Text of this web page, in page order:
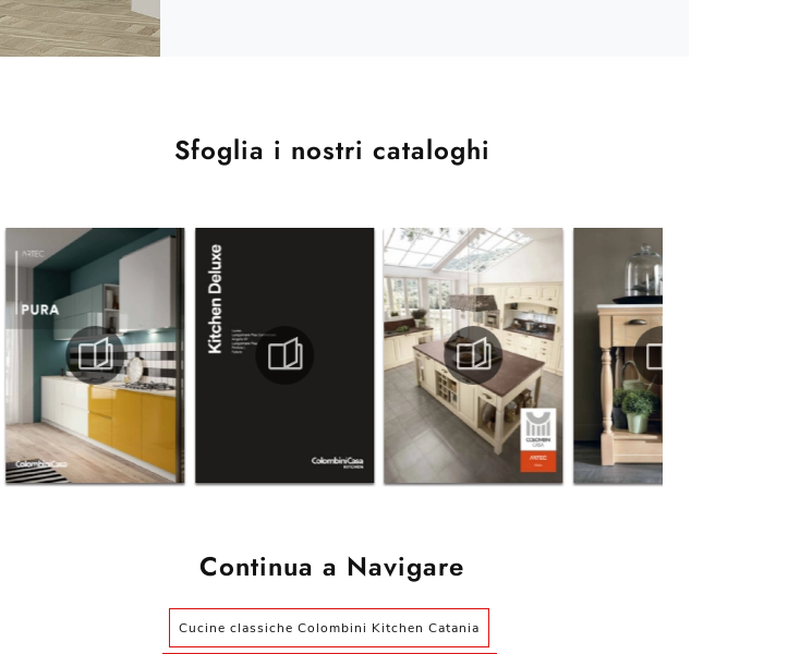
Sfoglia i nostri cataloghi
Continua a Navigare
Cucine classiche Colombini Kitchen Catania